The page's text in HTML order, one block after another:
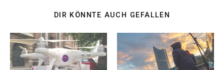
DIR KÖNNTE AUCH GEFALLEN